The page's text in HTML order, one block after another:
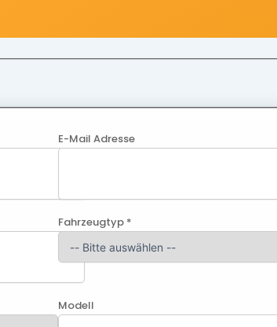
E-Mail Adresse
Fahrzeugtyp *
Modell